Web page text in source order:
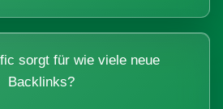
sorgt für wie viele neue
Backlinks?